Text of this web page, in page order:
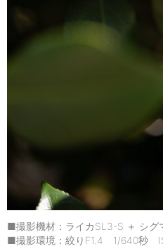
■撮影機材：ライカSL3-S ＋ シグ
■撮影環境：絞りF1.4 1/640秒